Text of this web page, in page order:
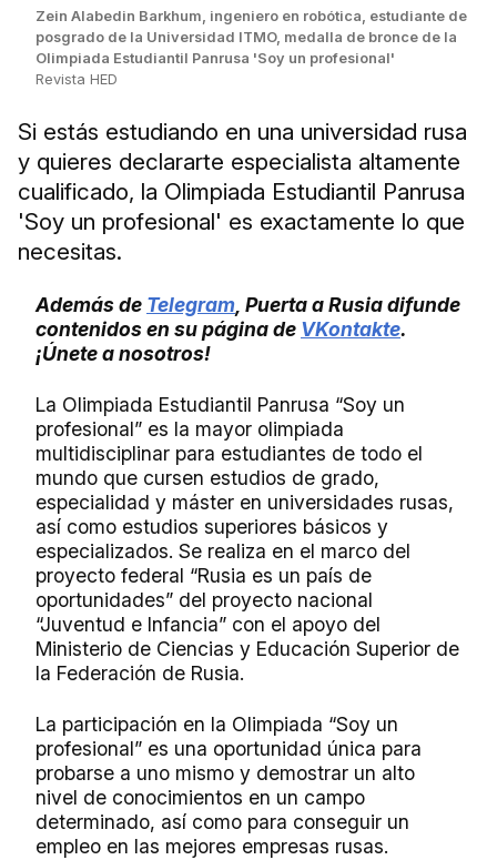
Zein Alabedin Barkhum, ingeniero en robótica, estudiante de
posgrado de la Universidad ITMO, medalla de bronce de la
Olimpiada Estudiantil Panrusa 'Soy un profesional'
Revista HED
Si estás estudiando en una universidad rusa
y quieres declararte especialista altamente
cualificado, la Olimpiada Estudiantil Panrusa
'Soy un profesional' es exactamente lo que
necesitas.
Además de Telegram , Puerta a Rusia difunde
contenidos en su página de VKontakte.
¡Únete a nosotros!
La Olimpiada Estudiantil Panrusa “Soy un
profesional” es la mayor olimpiada
multidisciplinar para estudiantes de todo el
mundo que cursen estudios de grado,
especialidad y máster en universidades rusas,
así como estudios superiores básicos y
especializados. Se realiza en el marco del
proyecto federal “Rusia es un país de
oportunidades” del proyecto nacional
“Juventud e Infancia” con el apoyo del
Ministerio de Ciencias y Educación Superior de
la Federación de Rusia.
La participación en la Olimpiada “Soy un
profesional” es una oportunidad única para
probarse a uno mismo y demostrar un alto
nivel de conocimientos en un campo
determinado, así como para conseguir un
empleo en las mejores empresas rusas.